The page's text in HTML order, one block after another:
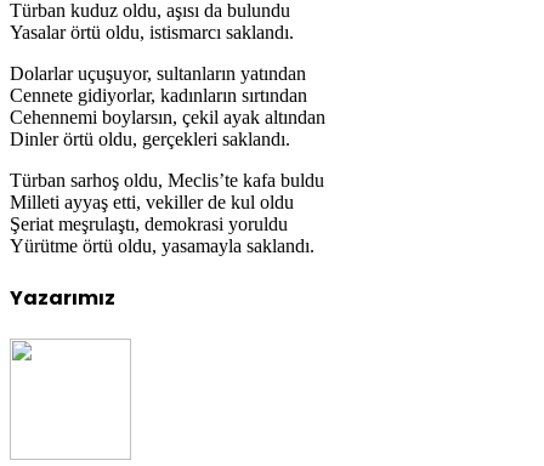
Türban kuduz oldu, aşısı da bulundu
Yasalar örtü oldu, istismarcı saklandı.
Dolarlar uçuşuyor, sultanların yatından
Cennete gidiyorlar, kadınların sırtından
Cehennemi boylarsın, çekil ayak altından
Dinler örtü oldu, gerçekleri saklandı.
Türban sarhoş oldu, Meclis’te kafa buldu
Milleti ayyaş etti, vekiller de kul oldu
Şeriat meşrulaştı, demokrasi yoruldu
Yürütme örtü oldu, yasamayla saklandı.
Yazarımız